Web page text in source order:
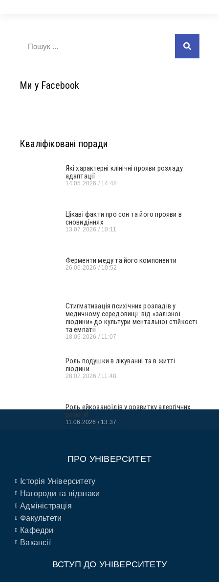
Ми у Facebook
Кваліфіковані поради
Які характерні клінічні прояви розладу
адаптації
14.05.2026 14:48
Цікаві факти про сон та його прояви в
сновидіннях
13.07.2026 10:11
Ферменти меду та його компоненти
26.06.2026 10:52
Стигматизація психічних розладів у
медичному середовищі: від «залізної
людини» до культури ментальної стійкості
та емпатії
18.05.2026 11:07
Роль подушки в лікуванні та в житті
людини
28.07.2026 11:48
Роль ейкозаноїдів у розвитку алергічних
реакцій
11.06.2026 13:37
ПРО УНІВЕРСИТЕТ
Історія Університету
Нагороди та відзнаки
Адміністрація
Факультети
Кафедри
Вакансії
ВСТУП ДО УНІВЕРСИТЕТУ